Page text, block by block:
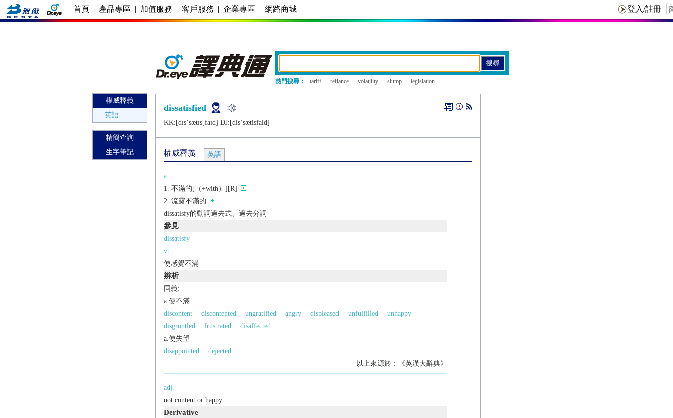
首頁 | 產品專區 | 加值服務 | 客戶服務 | 企業專區 | 網路商城
熱門搜尋： tariff reliance volatility slump legislation
權威釋義
英語
精簡查詢
生字筆記
dissatisfied
KK:[dɪsˈsætɪsˌfaɪd] DJ:[disˈsætisfaid]
權威釋義 英語
a.
不滿的[（+with）][R]
流露不滿的
dissatisfy的動詞過去式、過去分詞
參見
dissatisfy
vt.
使感覺不滿
辨析
同義:
a.使不滿
discontent
discontented ungratified angry displeased unfulfilled
unhappy
disgruntled
frustrated
disaffected
a.使失望
disappointed
dejected
以上來源於：《英漢大辭典》
adj.
not content or happy.
Derivative